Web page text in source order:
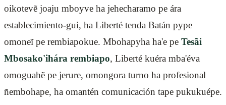
oikotevẽ joaju mboyve ha jehecharamo pe ára
establecimiento-gui, ha Liberté tenda Batán pype
omoneĩ pe rembiapokue. Mbohapyha ha'e pe Tesãi
Mbosako'ihára rembiapo, Liberté kuéra mba'éva
omoguahẽ pe jerure, omongora turno ha profesional
ñembohape, ha omantén comunicación tape pukukuépe.